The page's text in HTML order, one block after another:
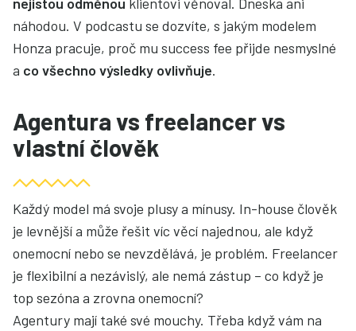
náhodou. V podcastu se dozvíte, s jakým modelem
Honza pracuje, proč mu success fee přijde nesmyslné
a co všechno výsledky ovlivňuje.
Agentura vs freelancer vs
vlastní člověk
Každý model má svoje plusy a mínusy. In-house člověk
je levnější a může řešit víc věcí najednou, ale když
onemocní nebo se nevzdělává, je problém. Freelancer
je flexibilní a nezávislý, ale nemá zástup – co když je
top sezóna a zrovna onemocní?
Agentury mají také své mouchy. Třeba když vám na